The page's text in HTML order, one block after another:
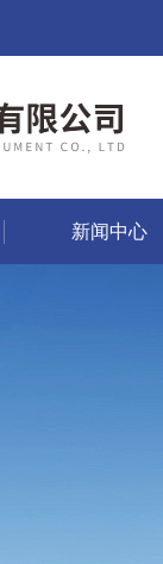
新闻中心